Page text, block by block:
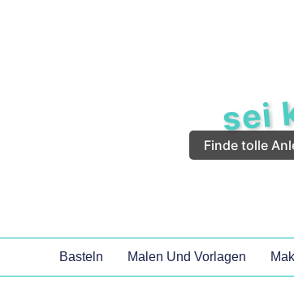
sei
Finde tolle
Basteln Malen Und Vorlagen